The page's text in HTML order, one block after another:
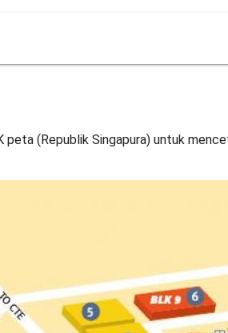
peta (Republik Singapura) untuk